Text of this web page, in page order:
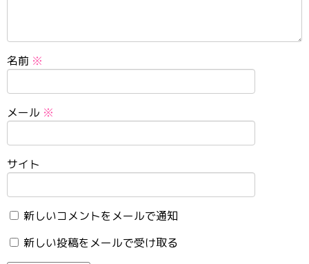
名前 ※
メール ※
サイト
新しいコメントをメールで通知
新しい投稿をメールで受け取る